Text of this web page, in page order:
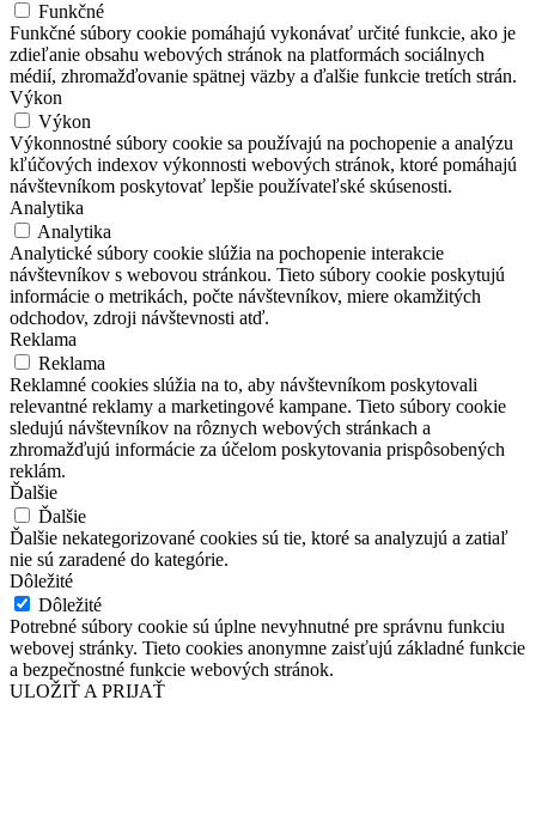
Funkčné
Funkčné súbory cookie pomáhajú vykonávať určité funkcie, ako je
zdieľanie obsahu webových stránok na platformách sociálnych
médií, zhromažďovanie spätnej väzby a ďalšie funkcie tretích strán.
Výkon
Výkon
Výkonnostné súbory cookie sa používajú na pochopenie a analýzu
kľúčových indexov výkonnosti webových stránok, ktoré pomáhajú
návštevníkom poskytovať lepšie používateľské skúsenosti.
Analytika
Analytika
Analytické súbory cookie slúžia na pochopenie interakcie
návštevníkov s webovou stránkou. Tieto súbory cookie poskytujú
informácie o metrikách, počte návštevníkov, miere okamžitých
odchodov, zdroji návštevnosti atď.
Reklama
Reklama
Reklamné cookies slúžia na to, aby návštevníkom poskytovali
relevantné reklamy a marketingové kampane. Tieto súbory cookie
sledujú návštevníkov na rôznych webových stránkach a
zhromažďujú informácie za účelom poskytovania prispôsobených
reklám.
Ďalšie
Ďalšie
Ďalšie nekategorizované cookies sú tie, ktoré sa analyzujú a zatiaľ
nie sú zaradené do kategórie.
Dôležité
Dôležité
Potrebné súbory cookie sú úplne nevyhnutné pre správnu funkciu
webovej stránky. Tieto cookies anonymne zaisťujú základné funkcie
a bezpečnostné funkcie webových stránok.
ULOŽIŤ A PRIJAŤ